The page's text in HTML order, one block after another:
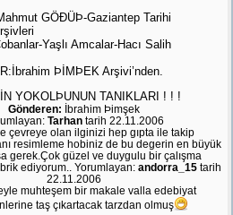
GÖÐÜÞ-Gaziantep Tarihi
Yaşlı Amcalar-Hacı Salih
ÞİMÞEK Arşivi’nden.
YOKOLÞUNUN TANIKLARI ! ! !
Gönderen: İbrahim Þimşek
Tarhantarih 22.11.2006
çevreye olan ilginizi hep gıpta ile takip
resimleme hobiniz de bu degerin en büyük
gerek.Çok güzel ve duygulu bir çalışma
ediyorum.. Yorumlayan: andorra_15 tarih
22.11.2006
muhteşem bir makale valla edebiyat
taş çıkartacak tarzdan olmuş